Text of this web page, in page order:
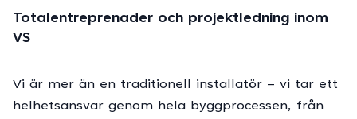
Totalentreprenader och projektledning inom
VS
Vi är mer än en traditionell installatör – vi tar ett
helhetsansvar genom hela byggprocessen, från